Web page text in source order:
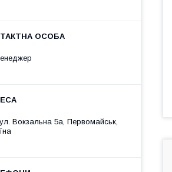
Вокзальна 5а, Первомайськ,